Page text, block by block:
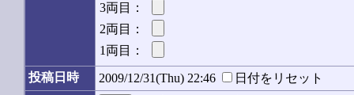
3両目：
2両目：
1両目：
投稿日時 2009/12/31(Thu) 22:46
日付をリセット